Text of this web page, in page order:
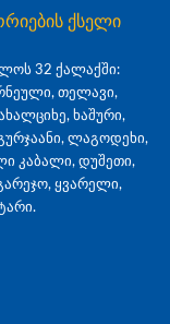
ქსელი
32 ქალაქში:
თელავი,
ხაშური,
ლაგოდეხი,
კაბალი, დუშეთი,
ყვარელი,